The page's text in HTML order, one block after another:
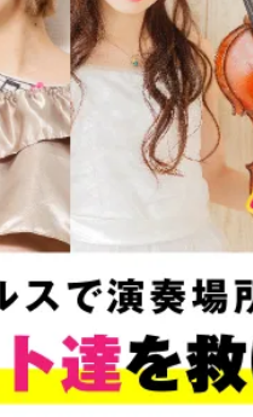
書籍・雑誌出版
チャレンジ